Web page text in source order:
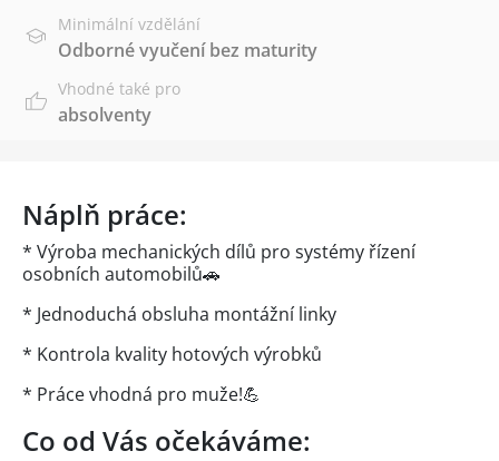
Minimální vzdělání
Odborné vyučení bez maturity
Vhodné také pro
absolventy
Náplň práce:
* Výroba mechanických dílů pro systémy řízení
osobních automobilů🚗
* Jednoduchá obsluha montážní linky
* Kontrola kvality hotových výrobků
* Práce vhodná pro muže!💪
Co od Vás očekáváme: